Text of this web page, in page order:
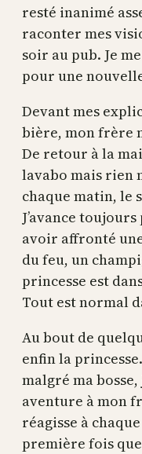
resté inanimé
raconter mes
soir au pub. Je
pour une
Devant mes
bière, mon frère
De retour à la
lavabo mais rien
chaque matin, le
J’avance
avoir affronté
du feu, un
princesse est
Tout est normal
Au bout de
enfin la
malgré ma
aventure à mon
réagisse à
première fois